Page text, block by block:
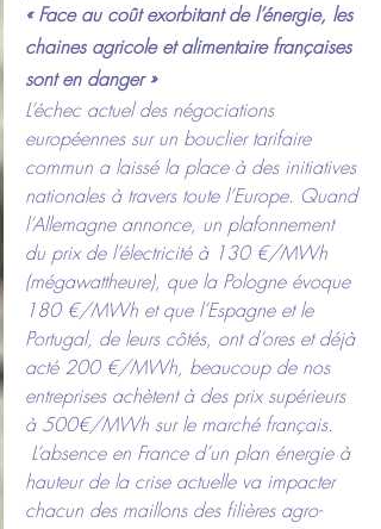
« Face au coût exorbitant de l’énergie, les
chaines agricole et alimentaire françaises
sont en danger »
L’échec actuel des négociations
européennes sur un bouclier tarifaire
commun a laissé la place à des initiatives
nationales à travers toute l’Europe. Quand
l’Allemagne annonce, un plafonnement
du prix de l’électricité à 130 €/MWh
(mégawattheure), que la Pologne évoque
180 €/MWh et que l’Espagne et le
Portugal, de leurs côtés, ont d’ores et déjà
acté 200 €/MWh, beaucoup de nos
entreprises achètent à des prix supérieurs
à 500€/MWh sur le marché français.
hauteur de la crise actuelle va impacter
chacun des maillons des filières agro-